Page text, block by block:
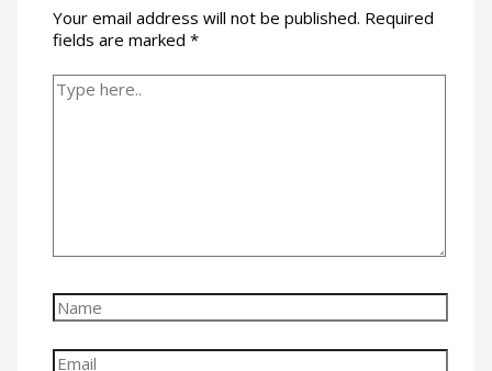
Your email address will not be published. Required
fields are marked*
Type
here..
Name
Email